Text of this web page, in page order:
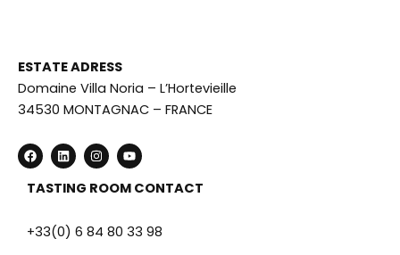
ESTATE ADRESS
Domaine Villa Noria – L’Hortevieille
34530 MONTAGNAC – FRANCE
F
a
c
e
b
o
k
L
i
n
k
e
i
n
I
n
s
t
a
a
Y
o
u
t
u
e
TASTING ROOM CONTACT
+33(0) 6 84 80 33 98